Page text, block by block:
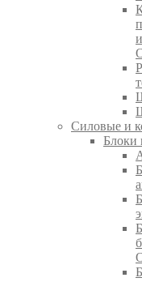
Силовые и
Блоки